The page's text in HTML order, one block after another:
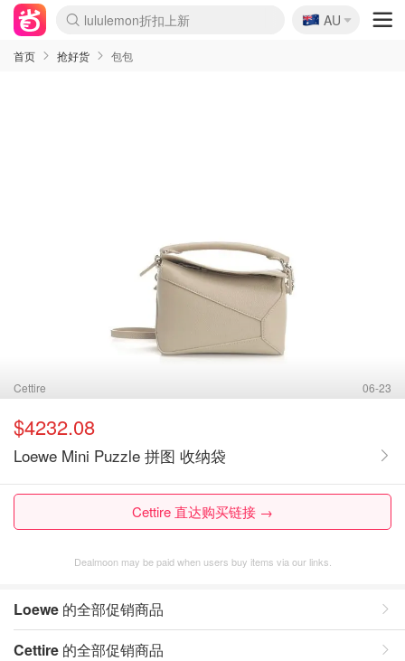
lululemon折扣上新
Sasa美妆护肤3.5折
SSENSE年中2.5折
FreshBeauty好价汇总
Cettire降价+叠9折
WWS Coles超市实拍
viagogo二手票捡漏
Myer超级周末
The Outnet奢牌1折起
David Jones 3折起
Flannels大牌1折
Perfumes Club护肤1折
AMIRO面罩$251
Amazon折扣汇总
eToro入金$200送$50
Amazon数码好物
ICONIC本周7.5折
ThedoubleF高奢地板价
Moose Knuckles 6折
丝芙兰5折起
EUFY摄像头$98
Selenichast首饰2折
Trip机票酒店促销
YSL送5件彩妆礼
Amazon家居好物
Amazon美妆护肤
雅漾大喷$8
过敏原检测盒$33
伊索独家赠50ml沐浴露
科颜氏高保湿面霜$29
SEALIFE海洋馆门票6折
丝塔芙大白罐$16
订阅Newsletter送香薰
Cult Beauty 6.8折
Harrods圣诞日历$525
LN-CC奢牌私促3折
d'Alba空姐喷雾$16
EVE LOM套装£56
Bernardelli独家4折
Adore Beauty 6折起
CT圣诞日历
Mytheresa奢品2.7折
Luxury Escapes 9折
Currentbody美容仪$881
MOON Garden Live
Roborock扫地机$649
Tingo Life水杯$24
Valentino官网5折
CR洗护套装$23
修丽可4件套$159
Myer彩妆2件7折
GANNI官网4.5折
Stylevana韩妆4折
Tessabit高奢8.5折
OGX洗发水$11
Amazon阿德莱德次日达
卡诗8.5折+赠礼
Philips Hue灯具8折
🇦🇺
AU
首页 抢好货 包包
Cettire 06-23
$4232.08
Loewe Mini Puzzle 拼图 收纳袋
Cettire 直达购买链接 →
Dealmoon may be paid when users buy items via our links.
Loewe 的全部促销商品
Cettire 的全部促销商品